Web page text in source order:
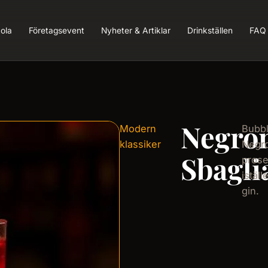
Företagsevent Nyheter & Artiklar Drinkställen FAQ
Modern
klassiker
gin.